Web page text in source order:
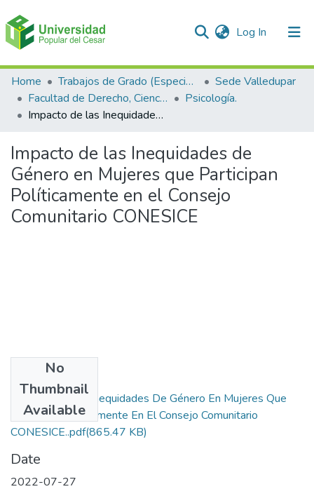
Log In (current)
Communities & Collections
All of DSpace
Home Trabajos de Grado (Especializaciones y Pregrados)
Sede Valledupar
Facultad de Derecho, Ciencias Políticas y Sociales.
Psicología.
Impacto de las Inequidades de Género en Mujeres que Participan Políticamente en el Consejo Comunitario CONESICE
Impacto de las Inequidades de
Género en Mujeres que Participan
Políticamente en el Consejo
Comunitario CONESICE
No
Thumbnail
Available
Impacto De Las Inequidades De Género En Mujeres Que
Participan Políticamente En El Consejo Comunitario
CONESICE..pdf(865.47 KB)
Date
2022-07-27